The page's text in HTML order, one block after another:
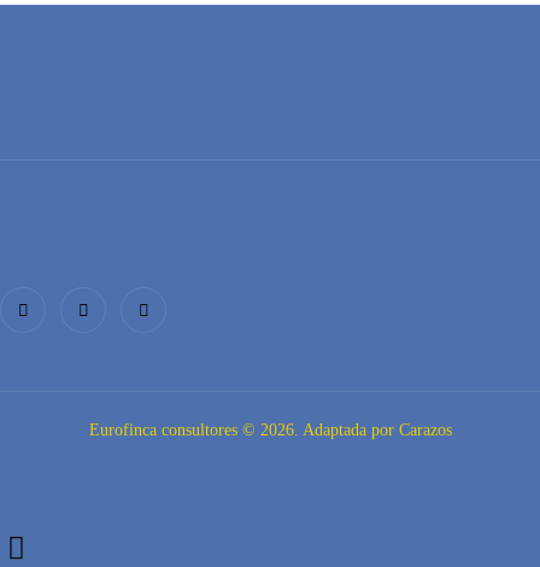
Eurofinca consultores © 2026. Adaptada por Carazos